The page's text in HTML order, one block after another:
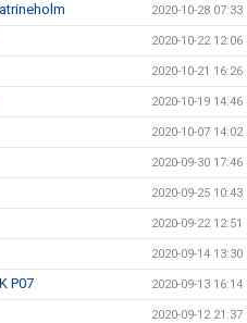
2020-10-28 07:33
2020-10-22 12:06
2020-10-21 16:26
2020-10-19 14:46
2020-10-07 14:02
2020-09-30 17:46
2020-09-25 10:43
2020-09-22 12:51
2020-09-14 13:30
P07 2020-09-13 16:14
2020-09-12 21:37